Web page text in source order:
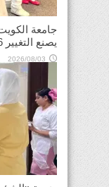
جامعة
يصنع التغيير 2026»
2026/08/03